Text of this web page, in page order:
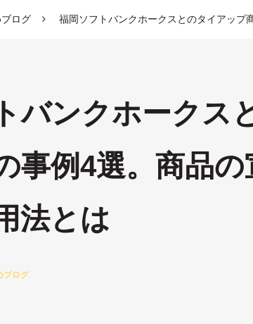
ログ 福岡ソフトバンクホークスとのタイアップ
バンクホークス
事例4選。商品
法とは
ブログ